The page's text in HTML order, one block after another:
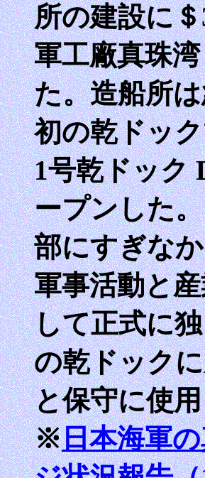
所の建設に
軍工廠真珠
た。造船所
初の乾ドッ
1号乾ドック
ープンした
部にすぎな
軍事活動と
して正式に
の乾ドック
と保守に使
※日本海軍